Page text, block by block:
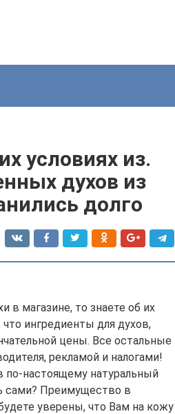
условиях из.
духов из
долго
в магазине, то знаете об их
ингредиенты для духов,
цены. Все остальные
рекламой и налогами!
по-настоящему натуральный
сами? Преимущество в
уверены, что Вам на кожу